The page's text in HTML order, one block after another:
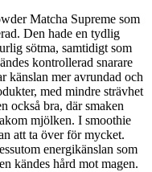
Matcha Supreme som
Den hade en tydlig
sötma, samtidigt som
kontrollerad snarare
känslan mer avrundad och
med mindre strävhet
också bra, där smaken
mjölken. I smoothie
att ta över för mycket.
energikänslan som
kändes hård mot magen.